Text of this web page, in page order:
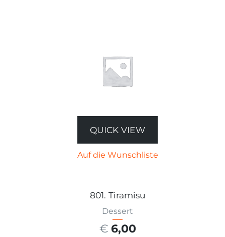
QUICK VIEW
Auf die Wunschliste
801. Tiramisu
Dessert
€ 6,00